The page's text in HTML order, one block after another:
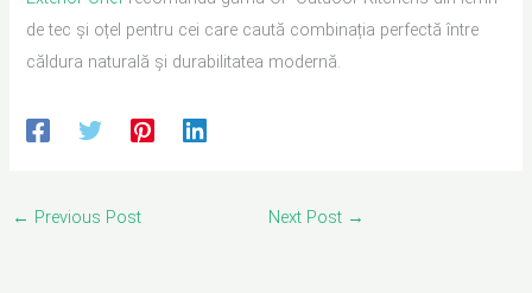
de tec și oțel pentru cei care caută combinația perfectă între
căldura naturală și durabilitatea modernă.
← Previous Post Next Post →